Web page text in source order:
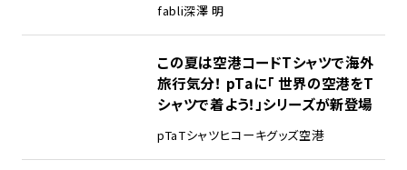
fabli深澤 明
この夏は空港コードTシャツで海外
旅行気分！ pTaに「 世界の空港をT
シャツで着よう！」シリーズが新登場
pTaTシャツヒコーキグッズ空港